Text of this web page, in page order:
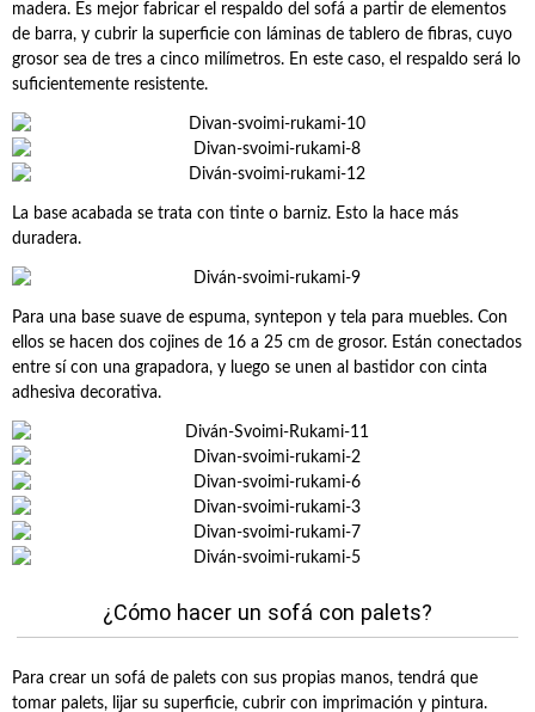
madera. Es mejor fabricar el respaldo del sofá a partir de elementos
de barra, y cubrir la superficie con láminas de tablero de fibras, cuyo
grosor sea de tres a cinco milímetros. En este caso, el respaldo será lo
suficientemente resistente.
La base acabada se trata con tinte o barniz. Esto la hace más
duradera.
Para una base suave de espuma, syntepon y tela para muebles. Con
ellos se hacen dos cojines de 16 a 25 cm de grosor. Están conectados
entre sí con una grapadora, y luego se unen al bastidor con cinta
adhesiva decorativa.
¿Cómo hacer un sofá con palets?
Para crear un sofá de palets con sus propias manos, tendrá que
tomar palets, lijar su superficie, cubrir con imprimación y pintura.